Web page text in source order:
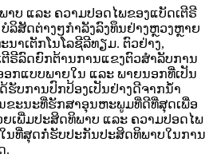
າບ ແລະ ຄວາມປອດໄພຂອງແບັດເຕີຣີ
ລິສັດຕ່າງໆກຳລັງລົງທຶນຢ່າງຫຼວງຫຼາຍ
າເຕັກໂນໂລຊີລີທຽມ. ຕົວຢ່າງ,
ຕີຣີລົດຍົກຕ້ານການແຂງຕົວສຳລັບການ
ອກແບບພາຍໃນ ແລະ ພາຍນອກທີ່ເປັນ
ຮັບການປົກປ້ອງເປັນຢ່າງດີຈາກນ້ຳ
ຂະນະທີ່ຮັກສາອຸນຫະພູມທີ່ດີທີ່ສຸດເພື່ອ
ເພີ່ມປະສິດທິພາບ ແລະ ຄວາມປອດໄພ
ນທີ່ສຸດກໍ່ຮັບປະກັນປະສິດທິພາບໃນການ
.